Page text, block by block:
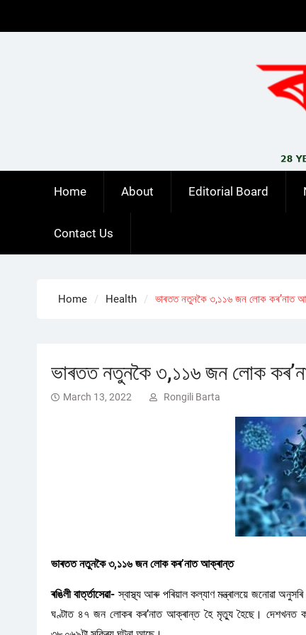
Home About Editorial Board
Contact Us
Home Health ভাৰতত নতুনকৈ ৩,১১৬ জন লোক কৰ’নাত
ভাৰতত নতুনকৈ ৩,১১৬ জন লোক
March 13, 2022 Rongili Barta
ভাৰতত নতুনকৈ ৩,১১৬ জন লোক কৰ’নাত আক্ৰান্ত
ৰঙিলী বাৰ্ত্তাসেৱা- স্বাস্থ্য আৰু পৰিয়াল কল্যাণ মন্ত্ৰালয়ে জনোৱা
ঘণ্টাত ৪৭ জন লোকৰ কৰ’নাত আক্ৰান্ত হৈ মৃত্যু হৈছে। দেশখনত